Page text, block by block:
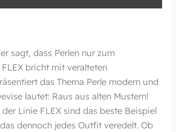
sagt, dass Perlen nur zum
bricht mit veralteten
das Thema Perle modern und
lautet: Raus aus alten Mustern!
Linie FLEX sind das beste Beispiel
dennoch jedes Outfit veredelt. Ob